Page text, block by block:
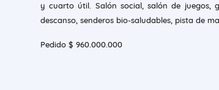
y cuarto útil. Salón social, salón de juegos,
descanso, senderos bio-saludables, pista de
Pedido $ 960.000.000